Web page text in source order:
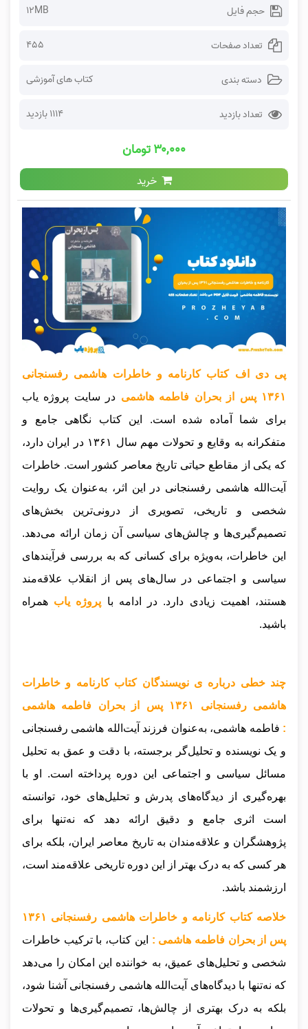
حجم فایل 12MB
تعداد صفحات 455
دسته بندی کتاب های آموزشی
تعداد بازدید 1114 بازدید
۳۰,۰۰۰ تومان
خرید
پی دی اف کتاب کارنامه و خاطرات هاشمی رفسنجانی
۱۳۶‍۱ پس از بحران فاطمه هاشمی
در سایت پروژه یاب
برای شما آماده شده است. این کتاب نگاهی جامع و
متفکرانه به وقایع و تحولات مهم سال ۱۳۶۱ در ایران دارد،
که یکی از مقاطع حیاتی تاریخ معاصر کشور است. خاطرات
آیت‌الله هاشمی رفسنجانی در این اثر، به‌عنوان یک روایت
شخصی و تاریخی، تصویری از درونی‌ترین بخش‌های
تصمیم‌گیری‌ها و چالش‌های سیاسی آن زمان ارائه می‌دهد.
این خاطرات، به‌ویژه برای کسانی که به بررسی فرآیندهای
سیاسی و اجتماعی در سال‌های پس از انقلاب علاقه‌مند
هستند، اهمیت زیادی دارد. در ادامه با پروژه یاب همراه
باشید.
چند خطی درباره ی نویسندگان کتاب کارنامه و خاطرات
هاشمی رفسنجانی ۱۳۶‍۱ پس از بحران فاطمه هاشمی
: فاطمه هاشمی، به‌عنوان فرزند آیت‌الله هاشمی رفسنجانی
و یک نویسنده و تحلیل‌گر برجسته، با دقت و عمق به تحلیل
مسائل سیاسی و اجتماعی این دوره پرداخته است. او با
بهره‌گیری از دیدگاه‌های پدرش و تحلیل‌های خود، توانسته
است اثری جامع و دقیق ارائه دهد که نه‌تنها برای
پژوهشگران و علاقه‌مندان به تاریخ معاصر ایران، بلکه برای
هر کسی که به درک بهتر از این دوره تاریخی علاقه‌مند است،
ارزشمند باشد.
خلاصه کتاب کارنامه و خاطرات هاشمی رفسنجانی ۱۳۶‍۱
پس از بحران فاطمه هاشمی : این کتاب، با ترکیب خاطرات
شخصی و تحلیل‌های عمیق، به خواننده این امکان را می‌دهد
که نه‌تنها با دیدگاه‌های آیت‌الله هاشمی رفسنجانی آشنا شود،
بلکه به درک بهتری از چالش‌ها، تصمیم‌گیری‌ها و تحولات